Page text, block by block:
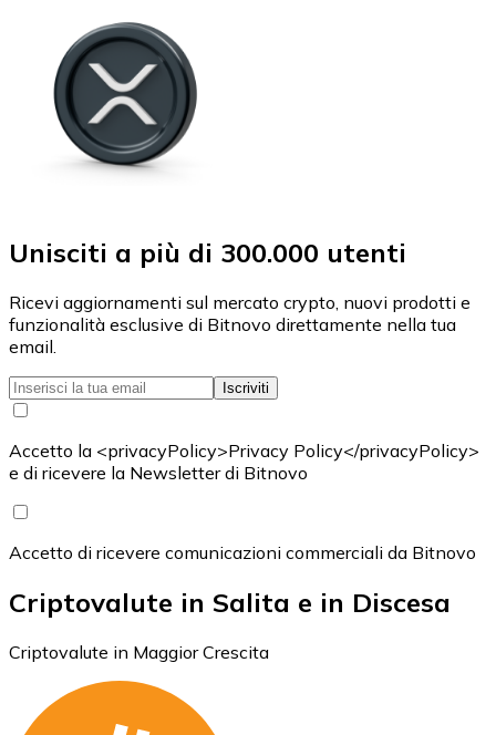
Unisciti a più di 300.000 utenti
Ricevi aggiornamenti sul mercato crypto, nuovi prodotti e
funzionalità esclusive di Bitnovo direttamente nella tua
email.
Iscriviti
Accetto la <privacyPolicy>Privacy Policy</privacyPolicy>
e di ricevere la Newsletter di Bitnovo
Accetto di ricevere comunicazioni commerciali da Bitnovo
Criptovalute in Salita e in Discesa
Criptovalute in Maggior Crescita